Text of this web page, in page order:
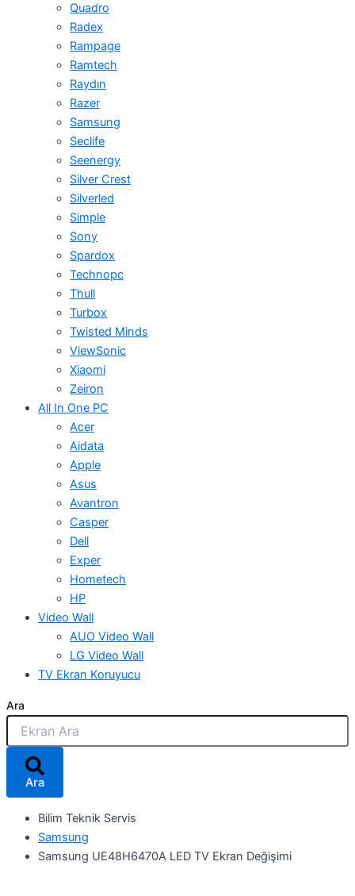
Quadro
Radex
Rampage
Ramtech
Raydın
Razer
Samsung
Seclife
Seenergy
Silver Crest
Silverled
Simple
Sony
Spardox
Technopc
Thull
Turbox
Twisted Minds
ViewSonic
Xiaomi
Zeiron
All In One PC
Acer
Aidata
Apple
Asus
Avantron
Casper
Dell
Exper
Hometech
HP
Video Wall
AUO Video Wall
LG Video Wall
TV Ekran Koruyucu
Ara
Ara
Bilim Teknik Servis
Samsung
Samsung UE48H6470A LED TV Ekran Değişimi